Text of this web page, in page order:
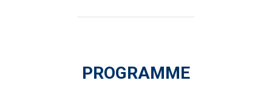
PROGRAMME